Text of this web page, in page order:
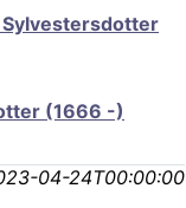
(1666 -)
04-24T00:00:00